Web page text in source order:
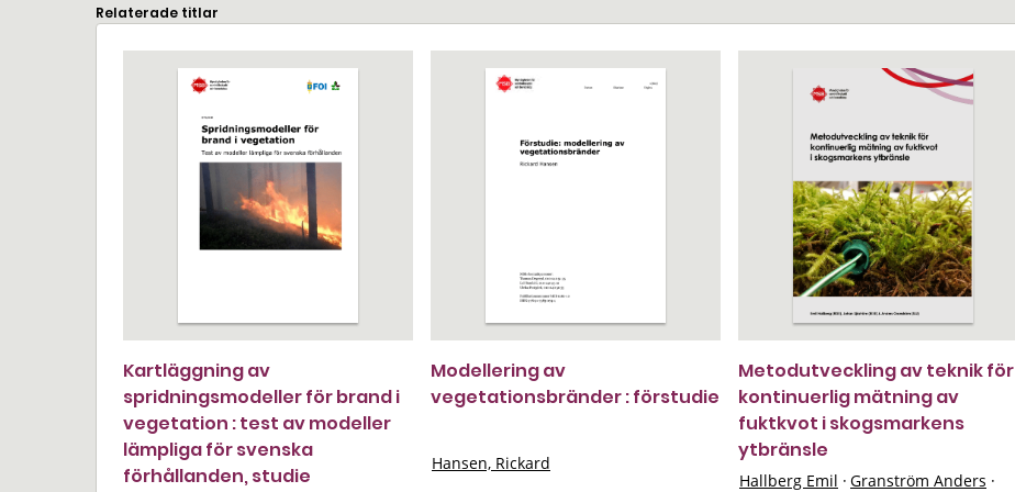
Relaterade titlar
Kartläggning av
spridningsmodeller för brand i
vegetation : test av modeller
lämpliga för svenska
förhållanden, studie
Modellering av
vegetationsbränder : förstudie
Hansen, Rickard
Metodutveckling av teknik för
kontinuerlig mätning av
fuktkvot i skogsmarkens
ytbränsle
Hallberg Emil · Granström Anders ·